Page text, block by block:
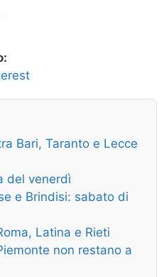
Bari, Taranto e Lecce
del venerdì
e Brindisi: sabato di
Latina e Rieti
non restano a